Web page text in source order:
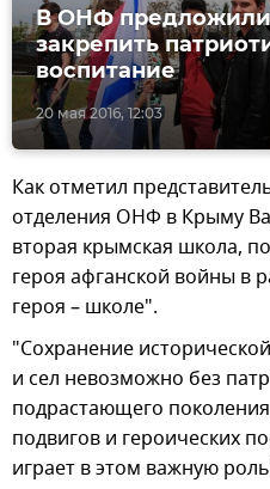
20 мая 2016, 12:03
В ОНФ предложили
закрепить
воспитание
Как отметил
отделения ОНФ в Крыму
вторая крымская школа,
героя афганской войны в
героя – школе".
"Сохранение
и сел невозможно без
подрастающего
подвигов и героических
играет в этом важную